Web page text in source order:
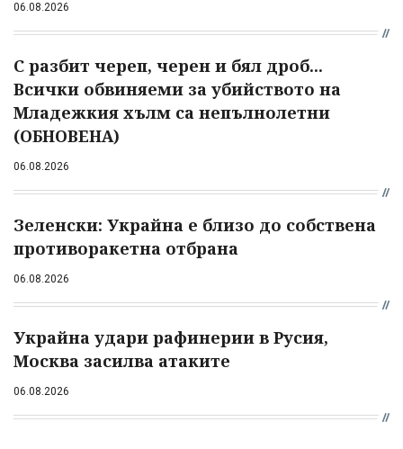
06.08.2026
С разбит череп, черен и бял дроб...
Всички обвиняеми за убийството на
Младежкия хълм са непълнолетни
(ОБНОВЕНА)
06.08.2026
Зеленски: Украйна е близо до собствена
противоракетна отбрана
06.08.2026
Украйна удари рафинерии в Русия,
Москва засилва атаките
06.08.2026